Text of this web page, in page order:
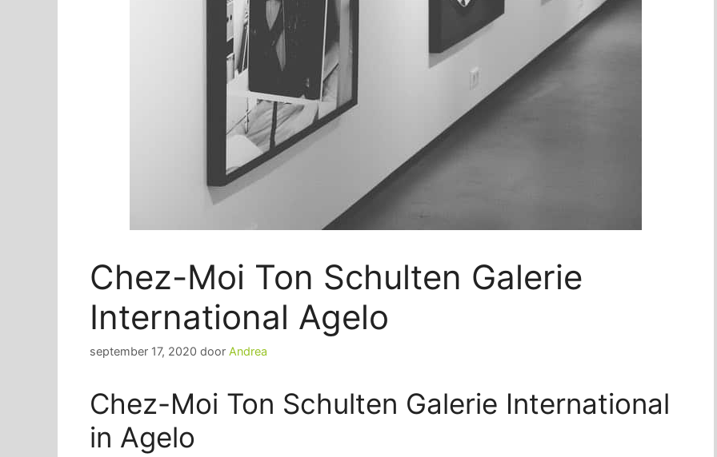
Chez-Moi Ton Schulten Galerie
International Agelo
september 17, 2020 door Andrea
Chez-Moi Ton Schulten Galerie International
in Agelo